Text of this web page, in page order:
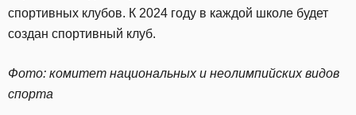
спортивных клубов. К 2024 году в каждой школе будет
создан спортивный клуб.
Фото: комитет национальных и неолимпийских видов
спорта